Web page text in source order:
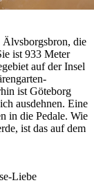
Älvsborgsbron, die
ist 933 Meter
auf der Insel
ist Göteborg
ausdehnen. Eine
in die Pedale. Wie
ist das auf dem
Liebe